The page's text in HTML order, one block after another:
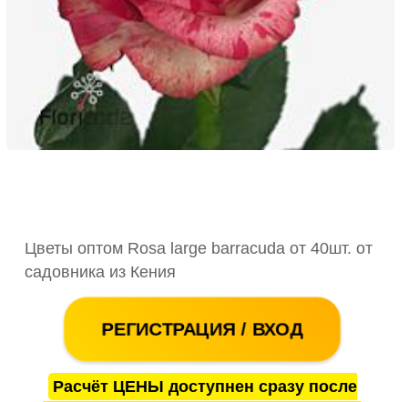
Цветы оптом Rosa large barracuda от 40шт. от
садовника из Кения
РЕГИСТРАЦИЯ / ВХОД
Расчёт ЦЕНЫ доступнен сразу после